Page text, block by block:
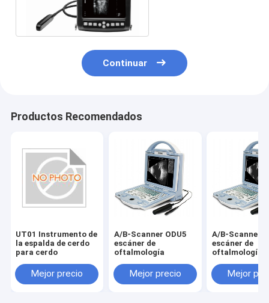
Continuar
Productos Recomendados
UT01 Instrumento de
la espalda de cerdo
para cerdo
Mejor precio
A/B-Scanner ODU5
escáner de
oftalmología
Mejor precio
A/B-Scanner
escáner de
oftalmología
Mejor